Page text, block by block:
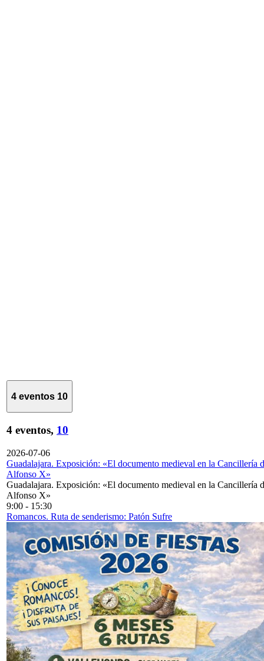
4 eventos 10
4 eventos, 10
2026-07-06
Guadalajara. Exposición: «El documento medieval en la Cancillería
Alfonso X»
Guadalajara. Exposición: «El documento medieval en la Cancillería
Alfonso X»
9:00 - 15:30
Romancos. Ruta de senderismo: Patón Sufre